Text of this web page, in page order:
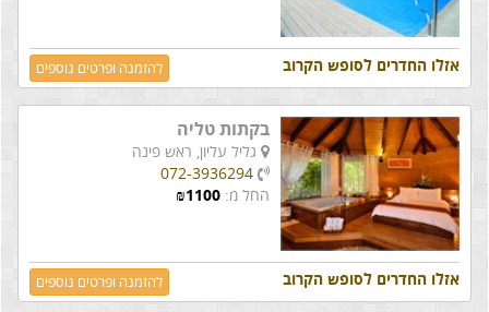
אזלו החדרים לסופש הקרוב להזמנה ופרטים נוספים
בקתות טליה
גליל עליון, ראש פינה
072-3936294
החל מ:
₪1100
אזלו החדרים לסופש הקרוב להזמנה ופרטים נוספים